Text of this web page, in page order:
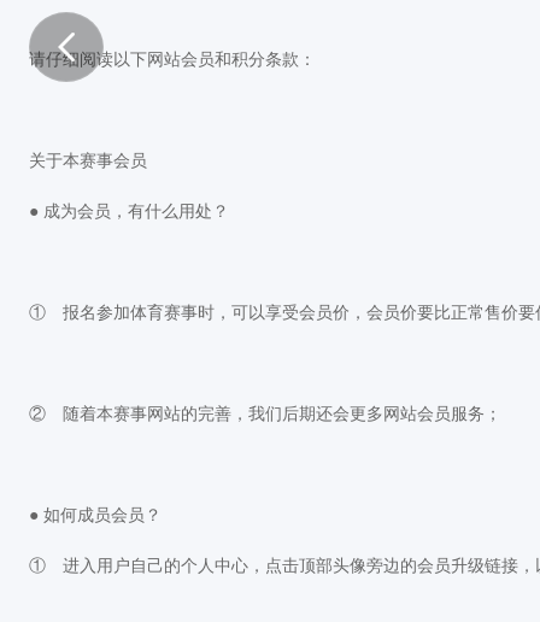
请仔细阅读以下网站会员和积分条款：
关于本赛事会员
● 成为会员，有什么用处？
① 报名参加体育赛事时，可以享受会员价，会员价要比正常售价要
② 随着本赛事网站的完善，我们后期还会更多网站会员服务；
● 如何成员会员？
① 进入用户自己的个人中心，点击顶部头像旁边的会员升级链接，